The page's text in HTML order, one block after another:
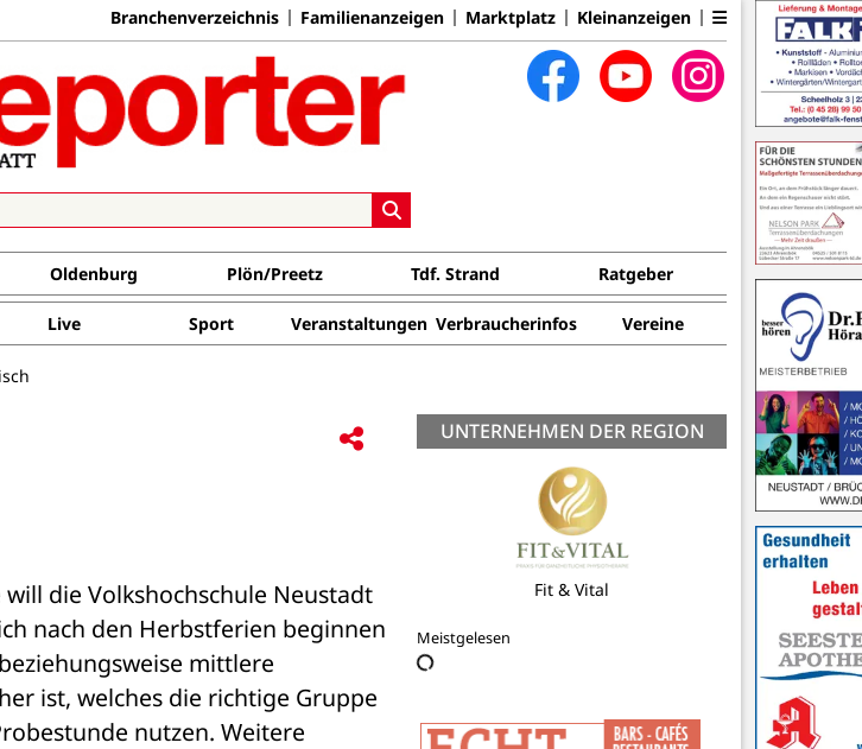
Branchenverzeichnis Familienanzeigen Marktplatz Kleinanzeigen
Oldenburg Plön/Preetz Tdf. Strand Ratgeber
Live Sport Veranstaltungen Verbraucherinfos Vereine
die Volkshochschule Neustadt
nach den Herbstferien beginnen
mittlere
ist, welches die richtige Gruppe
nutzen. Weitere
UNTERNEHMEN DER REGION
KG
Meistgelesen